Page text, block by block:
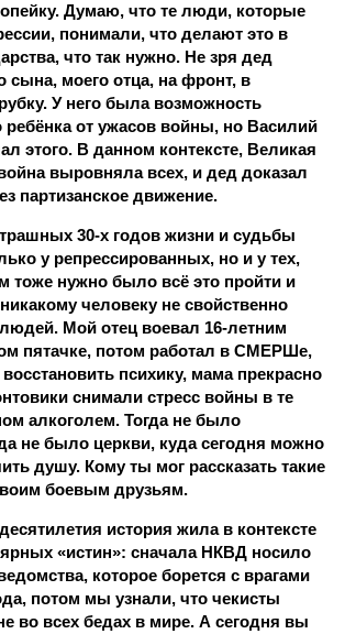
Думаю, что те люди, которые
понимали, что делают это в
что так нужно. Не зря дед
сына, моего отца, на фронт, в
У него была возможность
ребёнка от ужасов войны, но Василий
этого. В данном контексте, Великая
выровняла всех, и дед доказал
партизанское движение.
30-х годов жизни и судьбы
у репрессированных, но и у тех,
тоже нужно было всё это пройти и
человеку не свойственно
Мой отец воевал 16-летним
пятачке, потом работал в СМЕРШе,
восстановить психику, мама прекрасно
снимали стресс войны в те
алкоголем. Тогда не было
не было церкви, куда сегодня можно
душу. Кому ты мог рассказать такие
боевым друзьям.
история жила в контексте
«истин»: сначала НКВД носило
которое борется с врагами
потом мы узнали, что чекисты
во всех бедах в мире. А сегодня вы